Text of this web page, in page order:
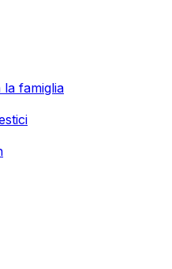
famiglia